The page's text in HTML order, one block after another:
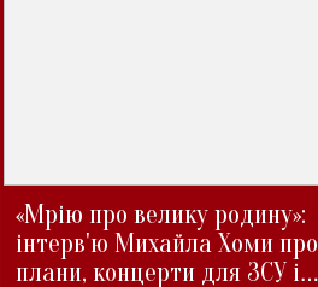
«Мрію про велику родину»:
інтерв'ю Михайла Хоми про
плани, концерти для ЗСУ і